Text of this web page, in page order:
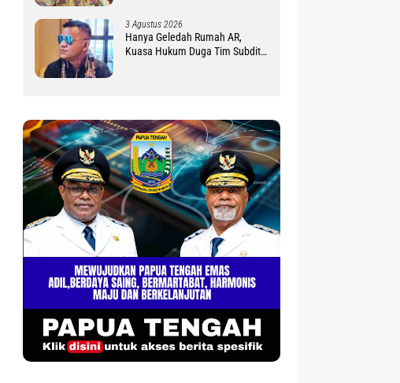
3 Agustus 2026
Hanya Geledah Rumah AR,
Kuasa Hukum Duga Tim Subdit